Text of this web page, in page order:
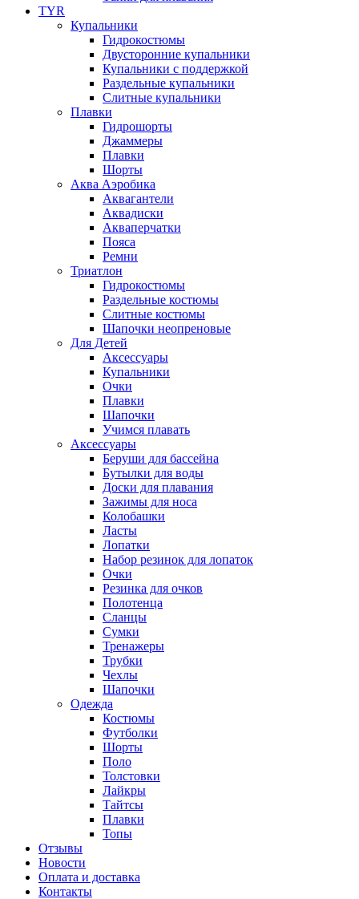
TYR
Купальники
Гидрокостюмы
Двусторонние купальники
Купальники с поддержкой
Раздельные купальники
Слитные купальники
Плавки
Гидрошорты
Джаммеры
Плавки
Шорты
Аква Аэробика
Аквагантели
Аквадиски
Акваперчатки
Пояса
Ремни
Триатлон
Гидрокостюмы
Раздельные костюмы
Слитные костюмы
Шапочки неопреновые
Для Детей
Аксессуары
Купальники
Очки
Плавки
Шапочки
Учимся плавать
Аксессуары
Беруши для бассейна
Бутылки для воды
Доски для плавания
Зажимы для носа
Колобашки
Ласты
Лопатки
Набор резинок для лопаток
Очки
Резинка для очков
Полотенца
Сланцы
Сумки
Тренажеры
Трубки
Чехлы
Шапочки
Одежда
Костюмы
Футболки
Шорты
Поло
Толстовки
Лайкры
Тайтсы
Плавки
Топы
Отзывы
Новости
Оплата и доставка
Контакты